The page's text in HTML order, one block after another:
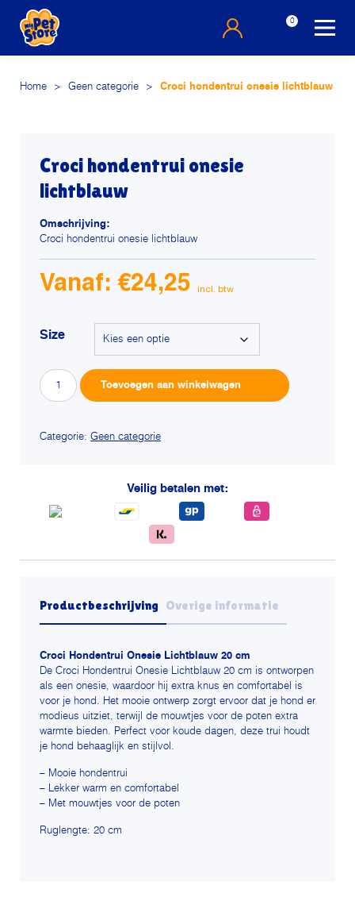
0
Home > Geen categorie > Croci hondentrui onesie lichtblauw
Croci hondentrui onesie
lichtblauw
Omschrijving:
Croci hondentrui onesie lichtblauw
Vanaf: €24,25
Size
Croci
hondentrui
aantal
Toevoegen aan winkelwagen
Categorie: Geen categorie
Veilig betalen met:
Productbeschrijving Overige informatie
Croci Hondentrui Onesie Lichtblauw 20 cm
De Croci Hondentrui Onesie Lichtblauw 20 cm is ontworpen
als een onesie, waardoor hij extra knus en comfortabel is
voor je hond. Het mooie ontwerp zorgt ervoor dat je hond er
modieus uitziet, terwijl de mouwtjes voor de poten extra
warmte bieden. Perfect voor koude dagen, deze trui houdt
je hond behaaglijk en stijlvol.
– Mooie hondentrui
– Lekker warm en comfortabel
– Met mouwtjes voor de poten
Ruglengte: 20 cm